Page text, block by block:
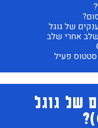
של גוגל
אחרי שלב
פעיל
של גוגל